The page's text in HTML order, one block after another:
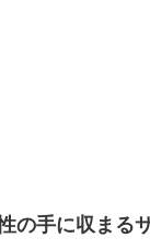
の手に収まる